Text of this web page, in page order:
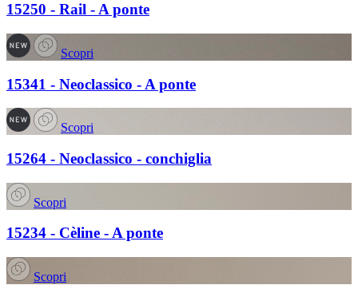
15250 - Rail - A ponte
Scopri
15341 - Neoclassico - A ponte
Scopri
15264 - Neoclassico - conchiglia
Scopri
15234 - Cèline - A ponte
Scopri